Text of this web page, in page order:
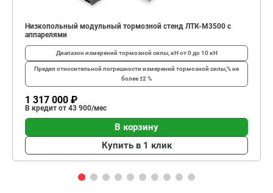
Низкопольный модульный тормозной стенд ЛТК-М3500 с
аппарелями
Диапазон измерений тормозной силы, кНот 0 до 10 кН
Предел относительной погрешности измерений тормозной силы,%не
более ±2 %
1 317 000 ₽
В кредит от 43 900/мес
В корзину
Купить в 1 клик